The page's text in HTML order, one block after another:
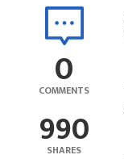
0
COMMENTS
990
SHARES